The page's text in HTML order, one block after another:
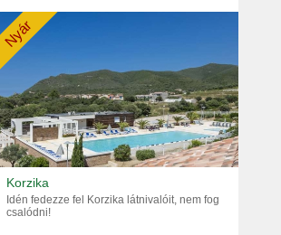
Nyár
Korzika
Idén fedezze fel Korzika látnivalóit, nem fog
csalódni!